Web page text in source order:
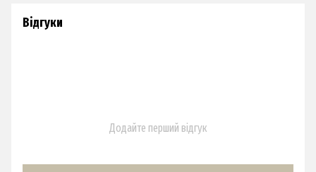
Відгуки
Додайте перший відгук